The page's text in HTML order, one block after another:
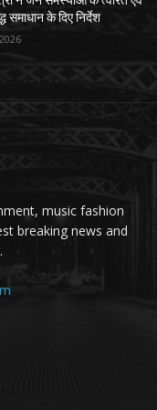
समाधान के दिए निर्देश
music fashion
breaking news and